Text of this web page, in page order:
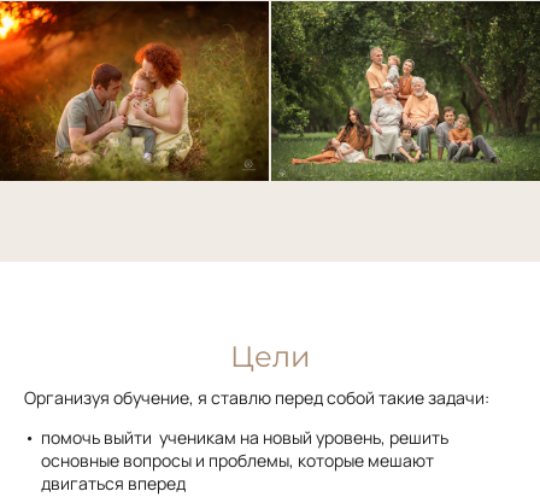
Цели
Организуя обучение, я ставлю перед собой такие задачи:
помочь выйти ученикам на новый уровень, решить
основные вопросы и проблемы, которые мешают
двигаться вперед